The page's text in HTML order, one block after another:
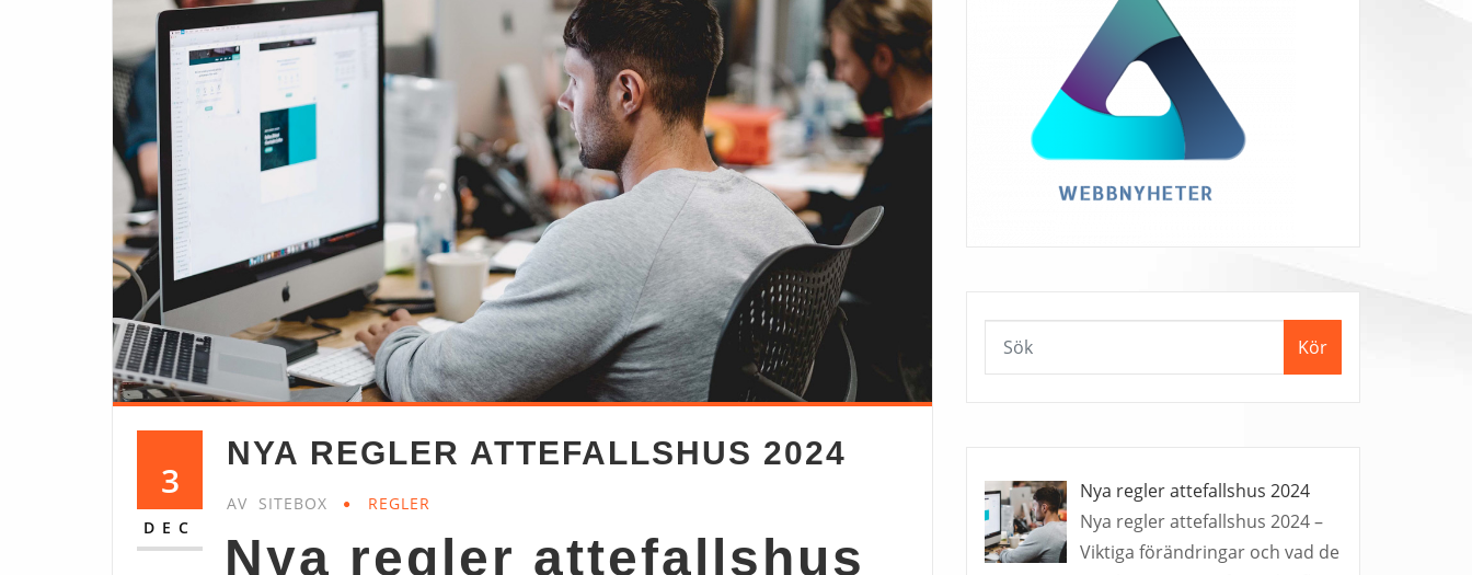
3
DEC
NYA REGLER ATTEFALLSHUS 2024
AV SITEBOX REGLER
Nya regler attefallshus
Kör
Nya regler attefallshus 2024
Nya regler attefallshus 2024 –
Viktiga förändringar och vad de